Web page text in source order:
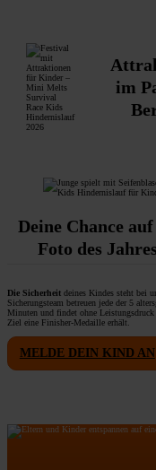
im
Deine Chance auf
Foto des
Die Sicherheit deines Kindes steht bei
Sicherungsteam betreuen jede der 5
Minuten und findet ohne
Ziel eine Finisher-Medaille erhält.
MELDE DEIN KIND AN